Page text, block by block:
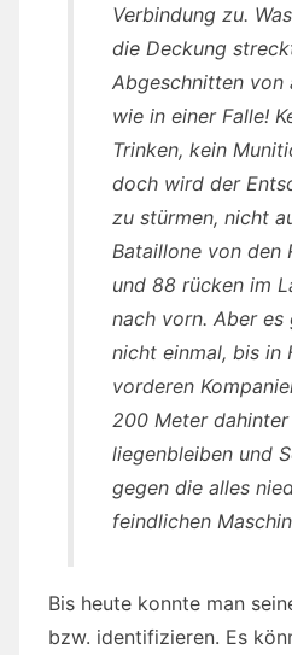
Verbindung zu.
die Deckung
Abgeschnitten von
wie in einer Falle!
Trinken, kein
doch wird der
zu stürmen, nicht
Bataillone von den
und 88 rücken im
nach vorn. Aber es
nicht einmal, bis in
vorderen
200 Meter dahinter
liegenbleiben und
gegen die alles
feindlichen
Bis heute konnte man
bzw. identifizieren. Es